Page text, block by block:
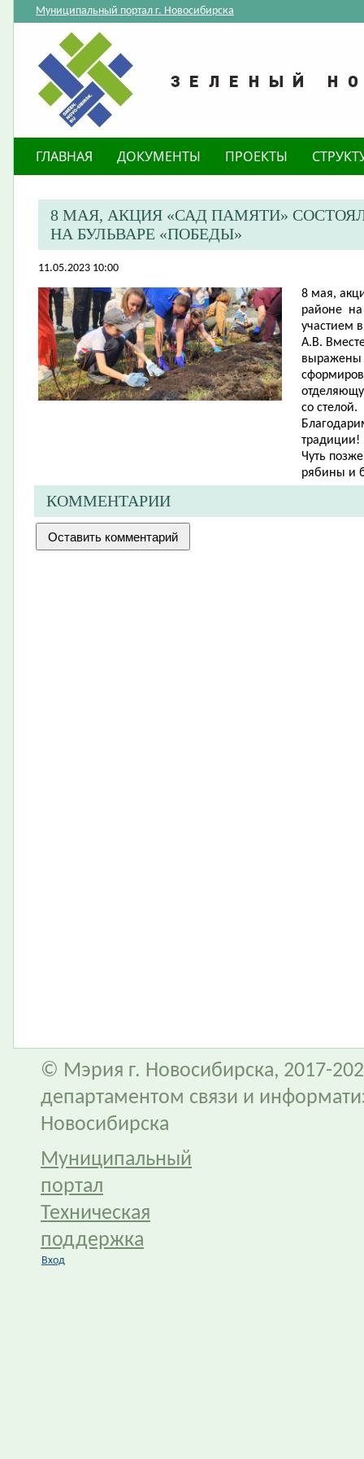
Муниципальный портал г. Новосибирска
ГЛАВНАЯ ДОКУМЕНТЫ ПРОЕКТЫ
8 МАЯ, АКЦИЯ «САД ПАМЯТИ»
НА БУЛЬВАРЕ «ПОБЕДЫ»​
11.05.2023 10:00
8 мая,
районе
участием
А.В.
выражены
со стелой.
традиции!
Чуть
рябины и
КОММЕНТАРИИ
© Мэрия г. Новосибирска, 2017-
департаментом связи и
Новосибирска
Муниципальный
портал
Техническая
поддержка
Вход